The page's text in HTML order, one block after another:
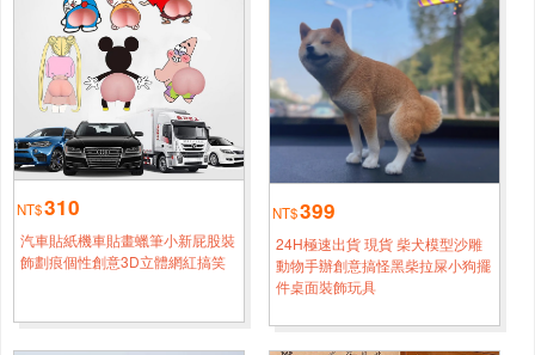
盒車用茶几桌面擺件搞怪個性擺件
高雄
趙*[0920****6964]
3小時鐘前
24H極速出貨 現貨 特惠創意仿真玉米抽紙盒客廳家用紙巾
盒車用茶几桌面擺件搞怪個性擺件
李*[0951****7245]
24H極速出貨 現貨 特惠創意仿真玉米抽紙盒客廳家用紙巾
盒車用茶几桌面擺件搞怪個性擺件
1小時鐘前
24H極速出貨 現貨 特惠創意仿真玉米抽紙盒客廳家用紙巾
NT$310
汽車貼紙機車貼畫蠟筆小新屁股裝
飾劃痕個性創意3D立體網紅搞笑
NT$399
24H極速出貨 現貨 柴犬模型沙雕
動物手辦創意搞怪黑柴拉屎小狗擺
件桌面裝飾玩具